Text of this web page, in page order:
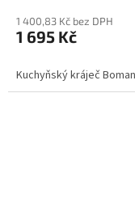
1 400,83 Kč bez DPH
1 695 Kč
Kuchyňský kráječ